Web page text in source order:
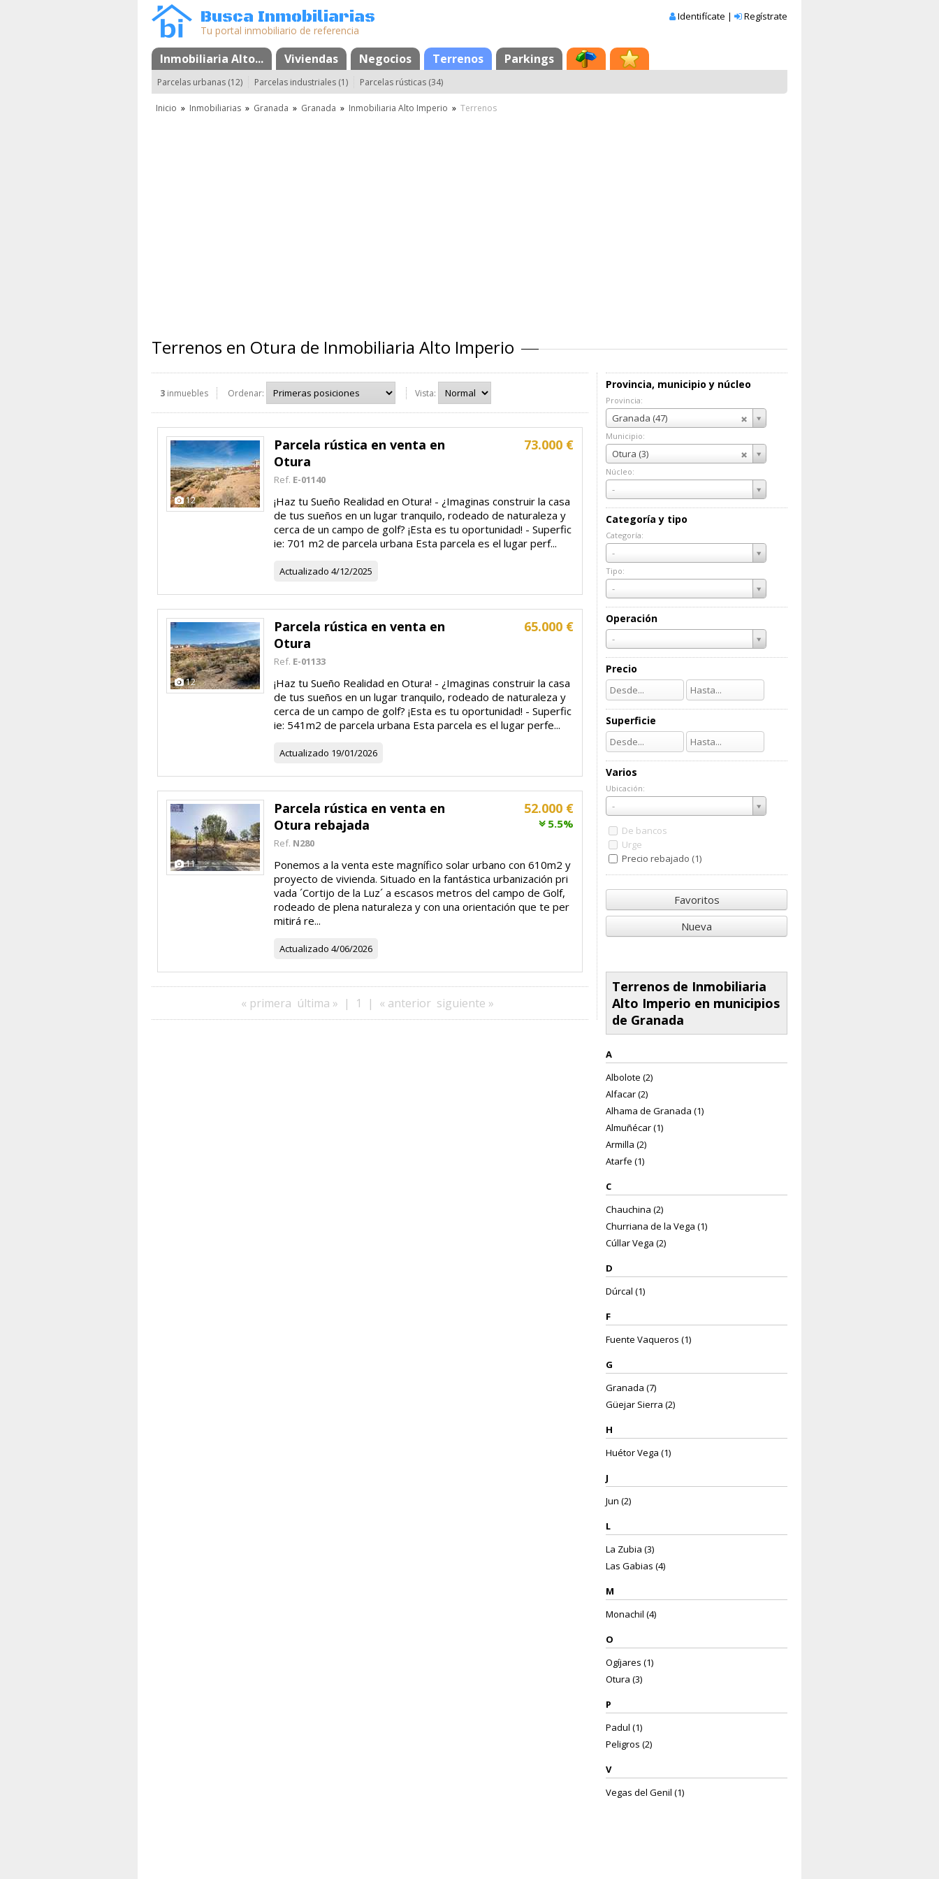
Busca Inmobiliarias
Tu portal inmobiliario de referencia
Identifícate | Regístrate
Inmobiliaria Alto... Viviendas Negocios Terrenos Parkings
MapaFavoritos
Parcelas urbanas (12) Parcelas industriales (1) Parcelas rústicas (34)
Inicio » Inmobiliarias » Granada » Granada » Inmobiliaria Alto Imperio » Terrenos
Terrenos en Otura de Inmobiliaria Alto Imperio
Provincia, municipio y núcleo
Provincia:
Granada (47)
Provincia:
Municipio:
Otura (3)
Municipio:
Núcleo:
-
Núcleo:
Categoría y tipo
Categoría:
-
Categoría:
Tipo:
-
Tipo:
Operación
-
Precio
Superficie
Varios
Ubicación:
-
Ubicación:
De bancos
Urge
Precio rebajado (1)
Favoritos
Nueva
Terrenos de Inmobiliaria
Alto Imperio en municipios
de Granada
A
Albolote (2)
Alfacar (2)
Alhama de Granada (1)
Almuñécar (1)
Armilla (2)
Atarfe (1)
C
Chauchina (2)
Churriana de la Vega (1)
Cúllar Vega (2)
D
Dúrcal (1)
F
Fuente Vaqueros (1)
G
Granada (7)
Güejar Sierra (2)
H
Huétor Vega (1)
J
Jun (2)
L
La Zubia (3)
Las Gabias (4)
M
Monachil (4)
O
Ogíjares (1)
Otura (3)
P
Padul (1)
Peligros (2)
V
Vegas del Genil (1)
3 inmuebles Ordenar: Vista:
12
73.000 €
Parcela rústica en venta en
Otura
Ref. E-01140
¡Haz tu Sueño Realidad en Otura! - ¿Imaginas construir la casa
de tus sueños en un lugar tranquilo, rodeado de naturaleza y
cerca de un campo de golf? ¡Esta es tu oportunidad! - Superfic
ie: 701 m2 de parcela urbana Esta parcela es el lugar perf...
Actualizado 4/12/2025
12
65.000 €
Parcela rústica en venta en
Otura
Ref. E-01133
¡Haz tu Sueño Realidad en Otura! - ¿Imaginas construir la casa
de tus sueños en un lugar tranquilo, rodeado de naturaleza y
cerca de un campo de golf? ¡Esta es tu oportunidad! - Superfic
ie: 541m2 de parcela urbana Esta parcela es el lugar perfe...
Actualizado 19/01/2026
11
52.000 €
5.5%
Parcela rústica en venta en
Otura rebajada
Ref. N280
Ponemos a la venta este magnífico solar urbano con 610m2 y
proyecto de vivienda. Situado en la fantástica urbanización pri
vada ´Cortijo de la Luz´ a escasos metros del campo de Golf,
rodeado de plena naturaleza y con una orientación que te per
mitirá re...
Actualizado 4/06/2026
« primera última » | 1 | « anterior siguiente »